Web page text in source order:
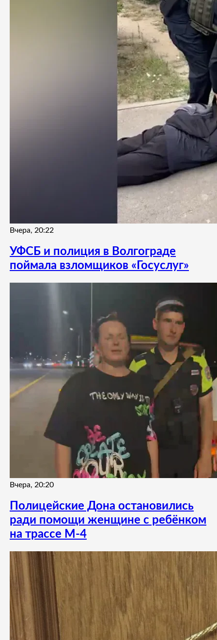
Вчера, 20:22
УФСБ и полиция в Волгограде
поймала взломщиков «Госуслуг»
Вчера, 20:20
Полицейские Дона остановились
ради помощи женщине с ребёнком
на трассе М-4